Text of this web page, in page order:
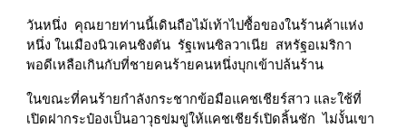
วันหนึ่ง  คุณยายท่านนี้เดินถือไม้เท้าไปซื้อของในร้านค้าแห่ง
หนึ่ง ในเมืองนิวเคนชิงตัน  รัฐเพนซิลวาเนีย  สหรัฐอเมริกา
พอดีเหลือเกินกับที่ชายคนร้ายคนหนึ่งบุกเข้าปล้นร้าน
ในขณะที่คนร้ายกำลังกระชากข้อมือแคชเชียร์สาว และใช้ที่
เปิดฝากระป๋องเป็นอาวุธข่มขู่ให้แคชเชียร์เปิดลิ้นชัก  ไม่งั้นเขา